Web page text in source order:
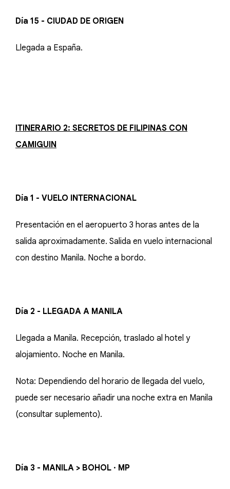
Día 15 - CIUDAD DE ORIGEN
Llegada a España.
ITINERARIO 2: SECRETOS DE FILIPINAS CON
CAMIGUIN
Día 1 - VUELO INTERNACIONAL
Presentación en el aeropuerto 3 horas antes de la
salida aproximadamente. Salida en vuelo internacional
con destino Manila. Noche a bordo.
Día 2 - LLEGADA A MANILA
Llegada a Manila. Recepción, traslado al hotel y
alojamiento. Noche en Manila.
Nota: Dependiendo del horario de llegada del vuelo,
puede ser necesario añadir una noche extra en Manila
(consultar suplemento).
Día 3 - MANILA > BOHOL · MP